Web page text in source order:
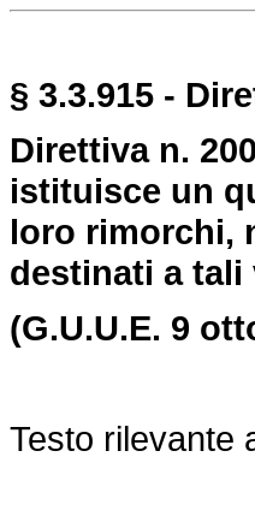
§ 3.3.915 -
Direttiva n.
istituisce un
loro rimorchi,
destinati a
(G.U.U.E. 9
Testo rilevante